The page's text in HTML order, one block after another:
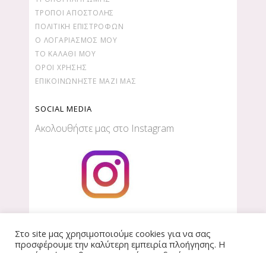
ΤΡΌΠΟΙ ΑΠΟΣΤΟΛΉΣ
ΠΟΛΙΤΙΚΉ ΕΠΙΣΤΡΟΦΏΝ
Ο ΛΟΓΑΡΙΑΣΜΌΣ ΜΟΥ
ΤΟ ΚΑΛΆΘΙ ΜΟΥ
ΌΡΟΙ ΧΡΉΣΗΣ
ΕΠΙΚΟΙΝΩΝΉΣΤΕ ΜΑΖΊ ΜΑΣ
SOCIAL MEDIA
Ακολουθήστε μας στο Instagram
Στο site μας χρησιμοποιούμε cookies για να σας
προσφέρουμε την καλύτερη εμπειρία πλοήγησης. Η